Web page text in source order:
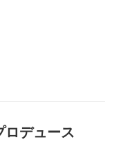
ロデュース